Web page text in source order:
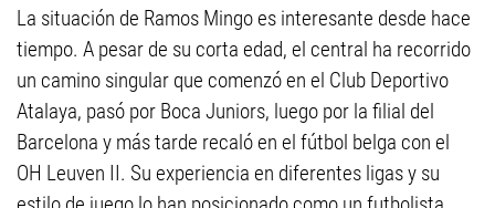
La situación de Ramos Mingo es interesante desde hace
tiempo. A pesar de su corta edad, el central ha recorrido
un camino singular que comenzó en el Club Deportivo
Atalaya, pasó por Boca Juniors, luego por la filial del
Barcelona y más tarde recaló en el fútbol belga con el
OH Leuven II. Su experiencia en diferentes ligas y su